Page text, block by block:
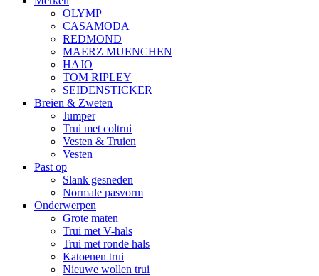
OLYMP
CASAMODA
REDMOND
MAERZ MUENCHEN
HAJO
TOM RIPLEY
SEIDENSTICKER
Breien & Zweten
Jumper
Trui met coltrui
Vesten & Truien
Vesten
Past op
Slank gesneden
Normale pasvorm
Onderwerpen
Grote maten
Trui met V-hals
Trui met ronde hals
Katoenen trui
Nieuwe wollen trui